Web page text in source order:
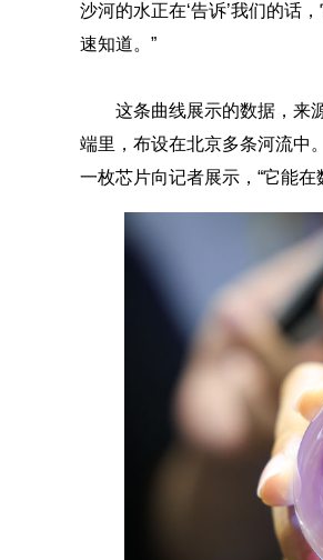
沙河的水正在‘告诉’我们的话
速知道。”
这条曲线展示的数据，来
端里，布设在北京多条河流中
一枚芯片向记者展示，“它能